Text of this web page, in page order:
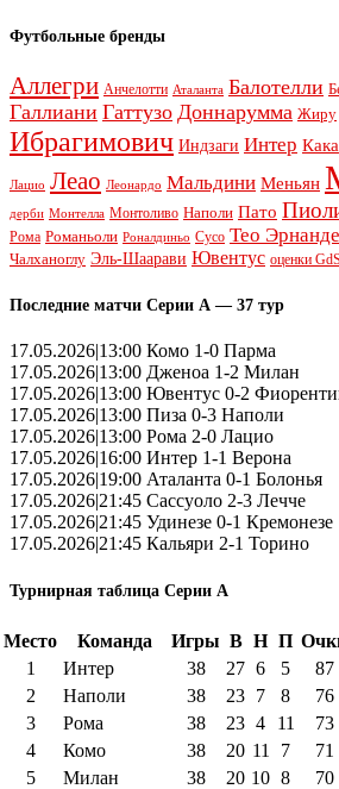
Футбольные бренды
Аллегри Анчелотти Аталанта Балотелли
Галлиани Гаттузо Доннарумма Жиру
Ибрагимович Индзаги Интер Кака
Лацио Леао Леонардо Мальдини Меньян
дерби Монтелла Монтоливо Наполи Пато
Рома Романьоли Роналдиньо Сусо Тео
Чалханоглу Эль-Шаарави Ювентус оценки GdS
Последние матчи Серии А — 37 тур
17.05.2026|13:00 Комо 1-0 Парма
17.05.2026|13:00 Дженоа 1-2 Милан
17.05.2026|13:00 Ювентус 0-2
17.05.2026|13:00 Пиза 0-3 Наполи
17.05.2026|13:00 Рома 2-0 Лацио
17.05.2026|16:00 Интер 1-1 Верона
17.05.2026|19:00 Аталанта 0-1 Болонья
17.05.2026|21:45 Сассуоло 2-3 Лечче
17.05.2026|21:45 Удинезе 0-1 Кремонезе
17.05.2026|21:45 Кальяри 2-1 Торино
Турнирная таблица Серии А
Место Команда Игры В Н П
1
Интер 38 27 6 5
87
2
Наполи 38 23 7 8
76
3
Рома 38 23 4 11
73
4
Комо 38 20 11 7
71
5
Милан 38 20 10 8
70